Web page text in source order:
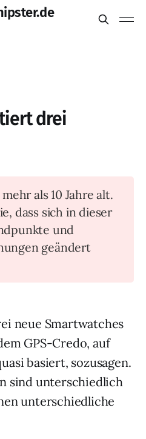
drei
als 10 Jahre alt.
dass sich in dieser
und
geändert
neue Smartwatches
GPS-Credo, auf
basiert, sozusagen.
sind unterschiedlich
unterschiedliche